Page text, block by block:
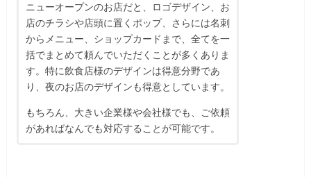
ニューオープンのお店だと、ロゴデザイン、お
店のチラシや店頭に置くポップ、さらには名刺
からメニュー、ショップカードまで、全てを一
括でまとめて頼んでいただくことが多くありま
す。特に飲食店様のデザインは得意分野であ
り、夜のお店のデザインも得意としています。
もちろん、大きい企業様や会社様でも、ご依頼
があればなんでも対応することが可能です。